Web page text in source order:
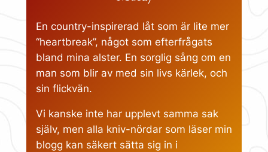
En country-inspirerad låt som är lite mer
“heartbreak”, något som efterfrågats
bland mina alster. En sorglig sång om en
man som blir av med sin livs kärlek, och
sin flickvän.
Vi kanske inte har upplevt samma sak
själv, men alla kniv-nördar som läser min
blogg kan säkert sätta sig in i